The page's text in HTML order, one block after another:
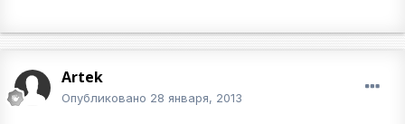
Artek
Опубликовано 28 января, 2013